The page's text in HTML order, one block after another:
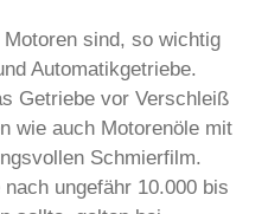
sind, so wichtig
Automatikgetriebe.
Getriebe vor Verschleiß
wie auch Motorenöle mit
Schmierfilm.
ungefähr 10.000 bis